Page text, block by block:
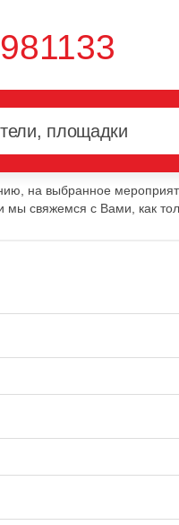
на выбранное
мы свяжемся с Вами, как